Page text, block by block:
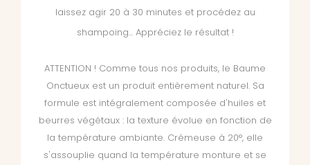
laissez agir 20 à 30 minutes et procédez au
shampoing... Appréciez le résultat !
ATTENTION ! Comme tous nos produits, le Baume
Onctueux est un produit entièrement naturel. Sa
formule est intégralement composée d'huiles et
beurres végétaux : la texture évolue en fonction de
la température ambiante. Crémeuse à 20°, elle
s'assouplie quand la température monture et se